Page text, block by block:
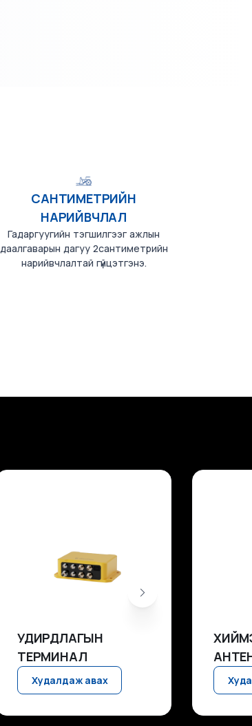
САНТИМЕТРИЙН
НАРИЙВЧЛАЛ
Гадаргуугийн тэгшилгээг ажлын
даалгаварын дагуу 2сантиметрийн
нарийвчлалтай гүйцэтгэнэ.
УДИРДЛАГЫН
ТЕРМИНАЛ
Худалдаж авах